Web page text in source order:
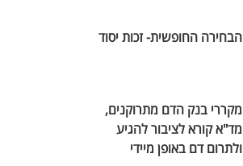
הבחירה החופשית- זכות יסוד
מקררי בנק הדם מתרוקנים,
מד"א קורא לציבור להגיע
ולתרום דם באופן מיידי